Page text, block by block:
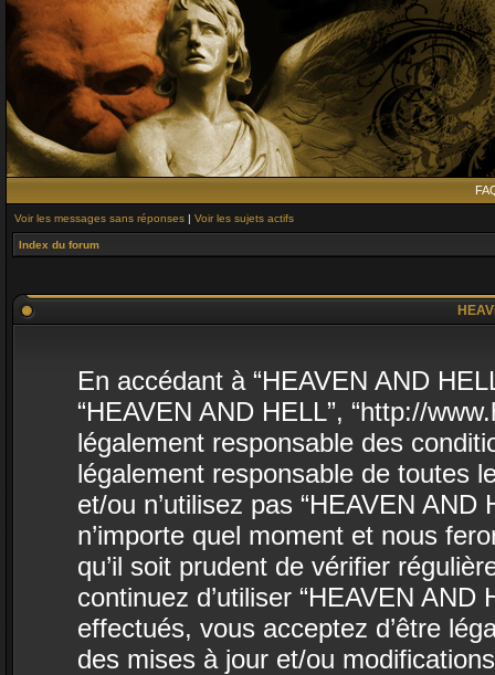
Voir les messages sans réponses | Voir les sujets actifs
Index du forum
En accédant à “HEAVEN AND
“HEAVEN AND HELL”, “http://
légalement responsable des
légalement responsable de toutes
et/ou n’utilisez pas “HEAVEN
n’importe quel moment et nous
qu’il soit prudent de vérifier
continuez d’utiliser “HEAVEN
effectués, vous acceptez d’être
des mises à jour et/ou